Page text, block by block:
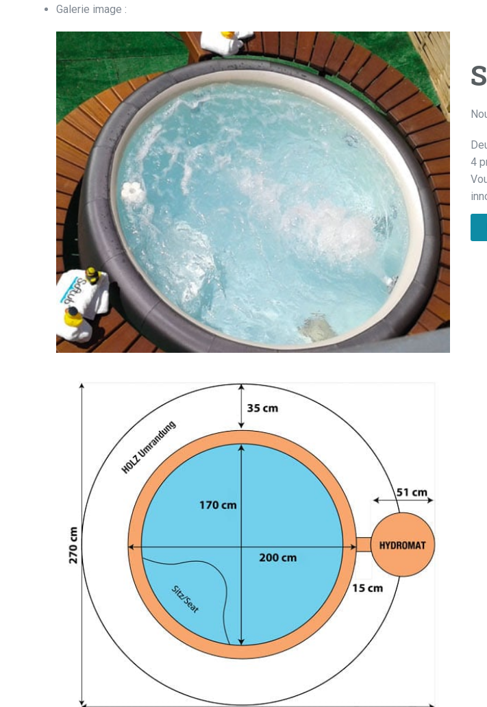
Galerie image :
4